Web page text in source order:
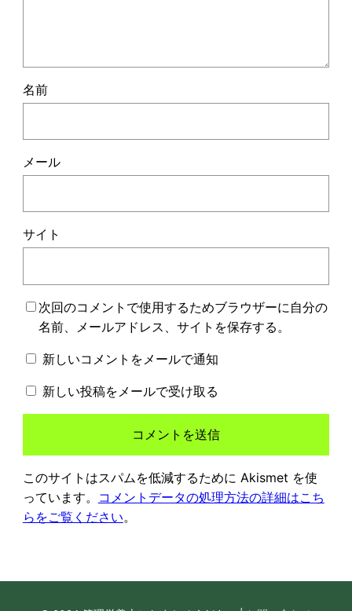
名前
メール
サイト
次回のコメントで使用するためブラウザーに自分の
名前、メールアドレス、サイトを保存する。
新しいコメントをメールで通知
新しい投稿をメールで受け取る
このサイトはスパムを低減するために Akismet を使
っています。
コメントデータの処理方法の詳細はこち
らをご覧ください。